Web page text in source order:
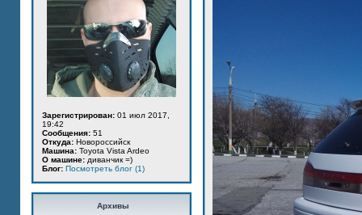
Зарегистрирован: 01 июл 2017,
19:42
Сообщения: 51
Откуда: Новороссийск
Машина: Toyota Vista Ardeo
О машине: диванчик =)
Блог: Посмотреть блог (1)
Архивы